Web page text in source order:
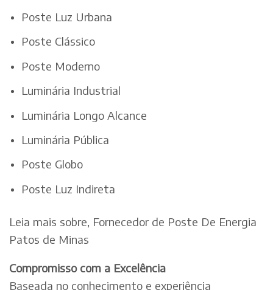
Poste Luz Urbana
Poste Clássico
Poste Moderno
Luminária Industrial
Luminária Longo Alcance
Luminária Pública
Poste Globo
Poste Luz Indireta
Leia mais sobre, Fornecedor de Poste De Energia
Patos de Minas
Compromisso com a Excelência
Baseada no conhecimento e experiência